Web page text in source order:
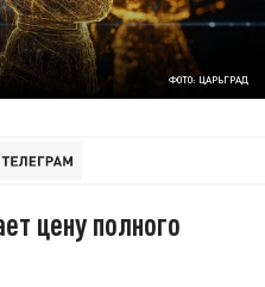
ФОТО: ЦАРЬГРАД
цену полного